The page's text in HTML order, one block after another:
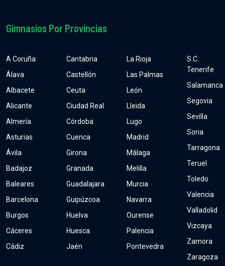
Gimnasios Por Provincias
A Coruña
Álava
Albacete
Alicante
Almería
Asturias
Ávila
Badajoz
Baleares
Barcelona
Burgos
Cáceres
Cádiz
Cantabria
Castellón
Ceuta
Ciudad Real
Córdoba
Cuenca
Girona
Granada
Guadalajara
Guipúzcoa
Huelva
Huesca
Jaén
La Rioja
Las Palmas
León
Lleida
Lugo
Madrid
Málaga
Melilla
Murcia
Navarra
Ourense
Palencia
Pontevedra
S.C.
Tenerife
Salamanca
Segovia
Sevilla
Soria
Tarragona
Teruel
Toledo
Valencia
Valladolid
Vizcaya
Zamora
Zaragoza